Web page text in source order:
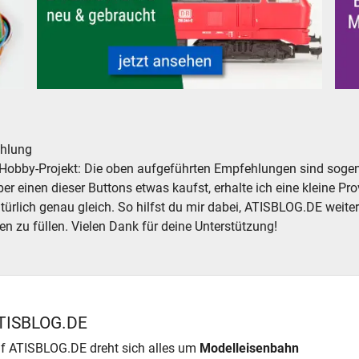
Projekt: Die oben aufgeführten Empfehlungen sind
einen dieser Buttons etwas kaufst, erhalte ich eine kleine
genau gleich. So hilfst du mir dabei, ATISBLOG.DE
zu füllen. Vielen Dank für deine Unterstützung!
ATISBLOG.DE dreht sich alles um Modelleisenbahn